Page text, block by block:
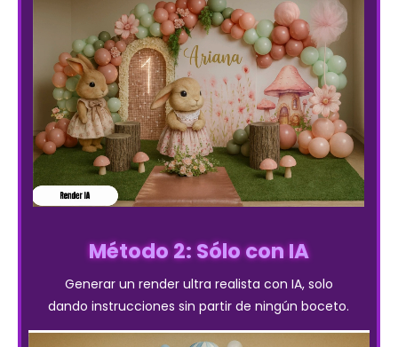
Método 2: Sólo con IA
Generar un render ultra realista con IA, solo
dando instrucciones sin partir de ningún boceto.